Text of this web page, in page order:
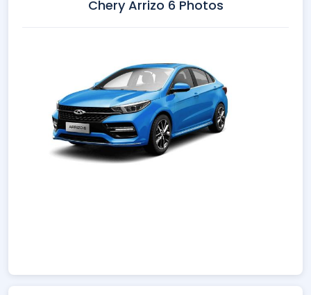
Chery Arrizo 6 Photos